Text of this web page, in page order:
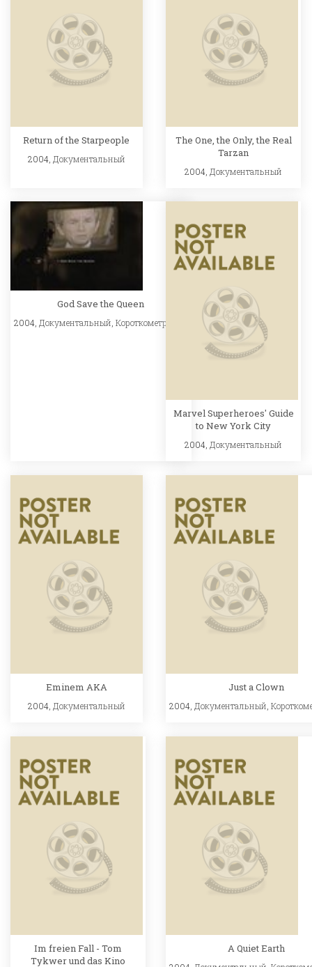
Return of the Starpeople
2004, Документальный
The One, the Only, the Real
Tarzan
2004, Документальный
God Save the Queen
2004, Документальный Короткометражка
Marvel Superheroes' Guide
to New York City
2004,Документальный
Eminem AKA
2004, Документальный
Just a Clown
2004, Документальный ,
Im freien Fall - Tom
Tykwer und das Kino
A Quiet Earth